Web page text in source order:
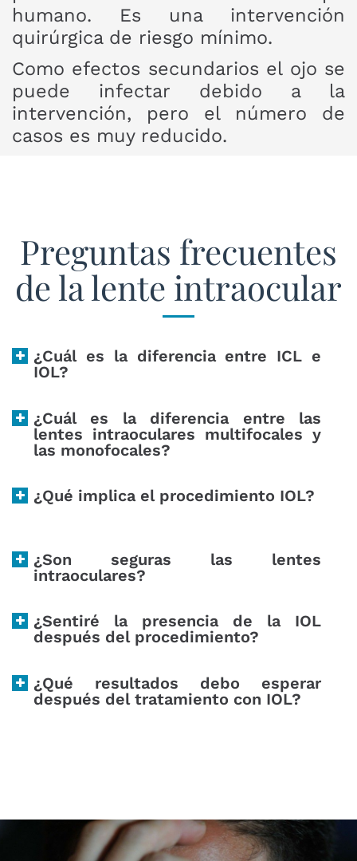
humano. Es una intervención
quirúrgica de riesgo mínimo.
Como efectos secundarios el ojo se
puede infectar debido a la
intervención, pero el número de
casos es muy reducido.
Preguntas frecuentes
de la lente intraocular
¿Cuál es la diferencia entre ICL e
IOL?
¿Cuál es la diferencia entre las
lentes intraoculares multifocales y
las monofocales?
¿Qué implica el procedimiento IOL?
¿Son seguras las lentes
intraoculares?
¿Sentiré la presencia de la IOL
después del procedimiento?
¿Qué resultados debo esperar
después del tratamiento con IOL?